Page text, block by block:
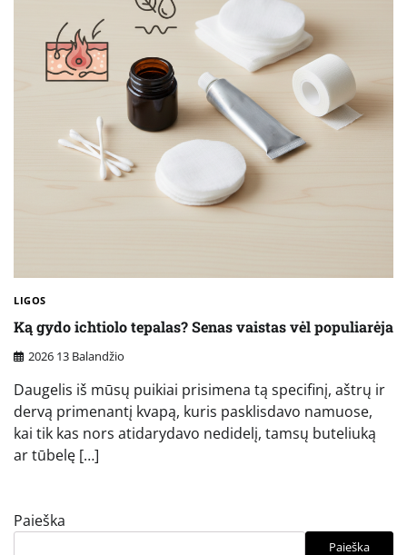
LIGOS
Ką gydo ichtiolo tepalas? Senas vaistas vėl populiarėja
2026 13 Balandžio
Daugelis iš mūsų puikiai prisimena tą specifinį, aštrų ir
dervą primenantį kvapą, kuris pasklisdavo namuose,
kai tik kas nors atidarydavo nedidelį, tamsų buteliuką
ar tūbelę […]
Paieška
Paieška